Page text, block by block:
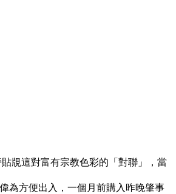
覑這對富有宗教色彩的「對聯」，當
為方便出入，一個月前購入昨晚肇事